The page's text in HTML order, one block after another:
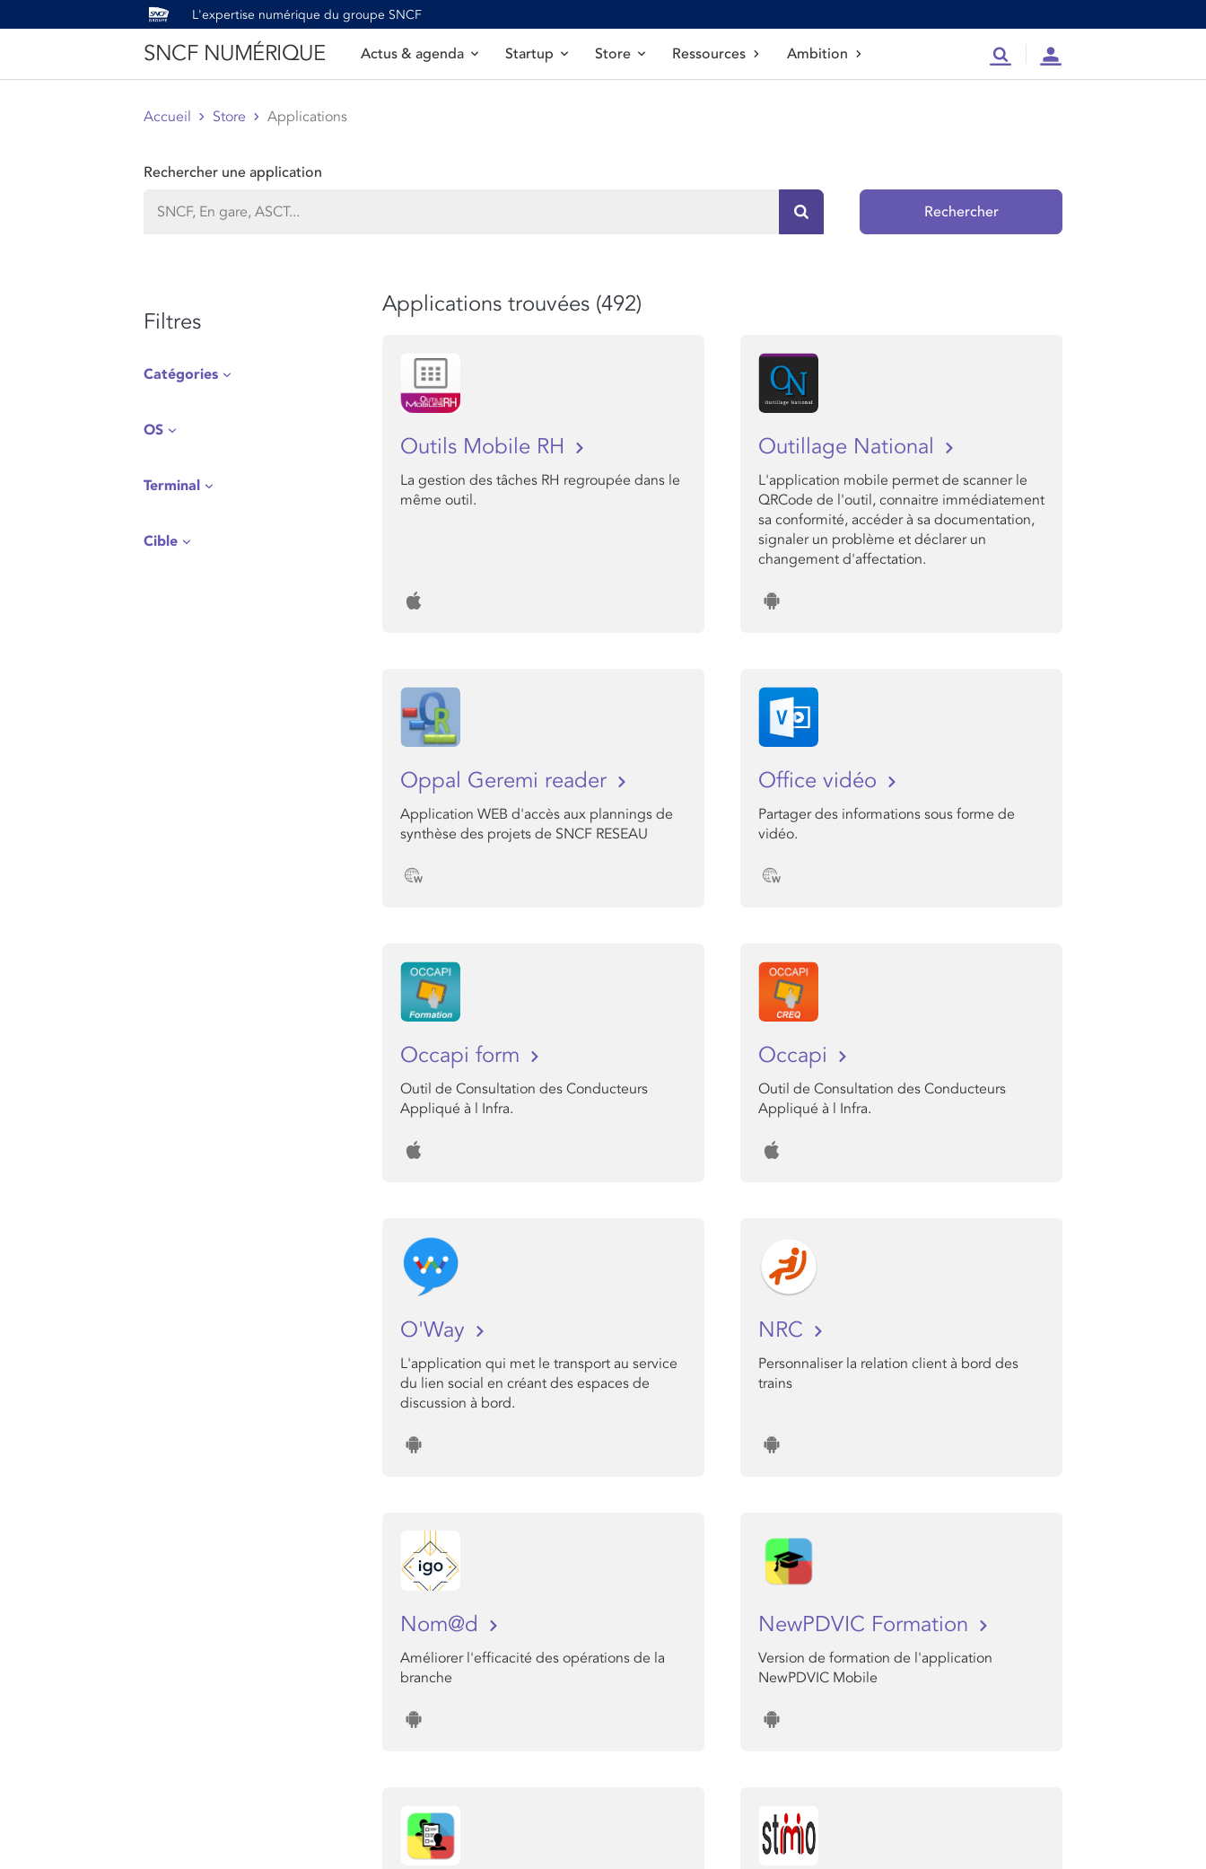
L'expertise numérique du groupe SNCF
SNCF NUMÉRIQUE Actus & agenda Startup Store Ressources Ambition RechercheCompte
Accueil Store Applications
Rechercher une application
Rechercher sur le site
Rechercher
Filtres
Catégories
OS
Terminal
Cible
Applications trouvées (492)
Outils Mobile RH
La gestion des tâches RH regroupée dans le
même outil.
Outillage National
L'application mobile permet de scanner le
QRCode de l'outil, connaitre immédiatement
sa conformité, accéder à sa documentation,
signaler un problème et déclarer un
changement d'affectation.
Oppal Geremi reader
Application WEB d'accès aux plannings de
synthèse des projets de SNCF RESEAU
Office vidéo
Partager des informations sous forme de
vidéo.
Occapi form
Outil de Consultation des Conducteurs
Appliqué à l Infra.
Occapi
Outil de Consultation des Conducteurs
Appliqué à l Infra.
O'Way
L'application qui met le transport au service
du lien social en créant des espaces de
discussion à bord.
NRC
Personnaliser la relation client à bord des
trains
Nom@d
Améliorer l'efficacité des opérations de la
branche
NewPDVIC Formation
Version de formation de l'application
NewPDVIC Mobile